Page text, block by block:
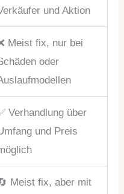
und Aktion
Meist fix, nur bei
oder
Verhandlung über
und Preis
Meist fix, aber mit